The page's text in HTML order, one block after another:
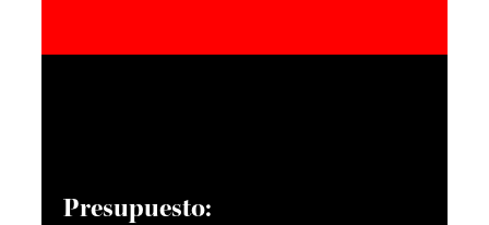
Presupuesto: